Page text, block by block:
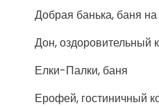
Добрая банька, баня
Дон, оздоровительный
Елки-Палки, баня
Ерофей, гостиничный